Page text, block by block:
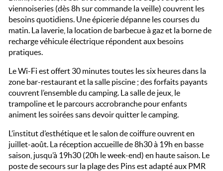
viennoiseries (dès 8h sur commande la veille) couvrent les
besoins quotidiens. Une épicerie dépanne les courses du
matin. La laverie, la location de barbecue à gaz et la borne de
recharge véhicule électrique répondent aux besoins
pratiques.
Le Wi-Fi est offert 30 minutes toutes les six heures dans la
zone bar-restaurant et la salle piscine ; des forfaits payants
couvrent l’ensemble du camping. La salle de jeux, le
trampoline et le parcours accrobranche pour enfants
animent les soirées sans devoir quitter le camping.
L’institut d’esthétique et le salon de coiffure ouvrent en
juillet-août. La réception accueille de 8h30 à 19h en basse
saison, jusqu’à 19h30 (20h le week-end) en haute saison. Le
poste de secours sur la plage des Pins est adapté aux PMR